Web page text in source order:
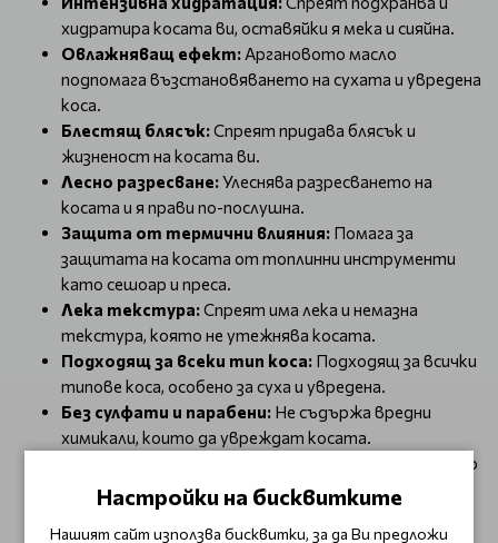
хидратира косата ви, оставяйки я мека и сияйна.
Овлажняващ ефект: Аргановото масло
подпомага възстановяването на сухата и увредена
коса.
Блестящ блясък:Спреят придава блясък и
жизненост на косата ви.
Лесно разресване:Улеснява разресването на
косата и я прави по-послушна.
Защита от термични влияния: Помага за
защитата на косата от топлинни инструменти
като сешоар и преса.
Лека текстура:Спреят има лека и немазна
текстура, която не утежнява косата.
Подходящ за всеки тип коса: Подходящ за всички
типове коса, особено за суха и увредена.
Без сулфати и парабени: Не съдържа вредни
химикали, които да увреждат косата.
Спреят може да се използва по
всяко време на деня и по всякакъв начин.
Разклатете спрея преди употреба.
Настройки на бисквитките
Нашият сайт използва бисквитки, за да Ви предложи